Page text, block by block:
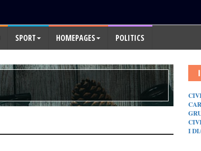
SPORT HOMEPAGES POLITICS
I